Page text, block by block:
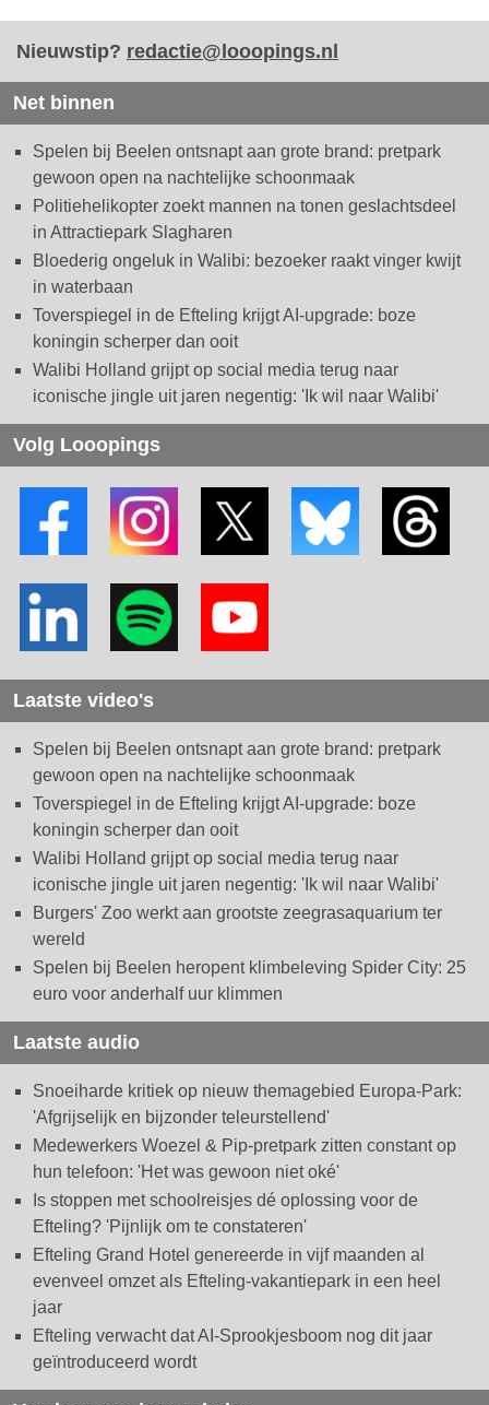
Nieuwstip? redactie@looopings.nl
Net binnen
Spelen bij Beelen ontsnapt aan grote brand: pretpark
gewoon open na nachtelijke schoonmaak
Politiehelikopter zoekt mannen na tonen geslachtsdeel
in Attractiepark Slagharen
Bloederig ongeluk in Walibi: bezoeker raakt vinger kwijt
in waterbaan
Toverspiegel in de Efteling krijgt AI-upgrade: boze
koningin scherper dan ooit
Walibi Holland grijpt op social media terug naar
iconische jingle uit jaren negentig: 'Ik wil naar Walibi'
Volg Looopings
Laatste video's
Spelen bij Beelen ontsnapt aan grote brand: pretpark
gewoon open na nachtelijke schoonmaak
Toverspiegel in de Efteling krijgt AI-upgrade: boze
koningin scherper dan ooit
Walibi Holland grijpt op social media terug naar
iconische jingle uit jaren negentig: 'Ik wil naar Walibi'
Burgers' Zoo werkt aan grootste zeegrasaquarium ter
wereld
Spelen bij Beelen heropent klimbeleving Spider City: 25
euro voor anderhalf uur klimmen
Laatste audio
Snoeiharde kritiek op nieuw themagebied Europa-Park:
'Afgrijselijk en bijzonder teleurstellend'
Medewerkers Woezel & Pip-pretpark zitten constant op
hun telefoon: 'Het was gewoon niet oké'
Is stoppen met schoolreisjes dé oplossing voor de
Efteling? 'Pijnlijk om te constateren'
Efteling Grand Hotel genereerde in vijf maanden al
evenveel omzet als Efteling-vakantiepark in een heel
jaar
Efteling verwacht dat AI-Sprookjesboom nog dit jaar
geïntroduceerd wordt